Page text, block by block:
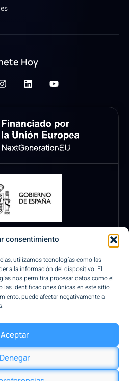
consentimiento
utilizamos tecnologías como las
a la información del dispositivo. El
nos permitirá procesar datos como el
identificaciones únicas en este sitio.
puede afectar negativamente a
Aceptar
Denegar
Hoy
Seguros